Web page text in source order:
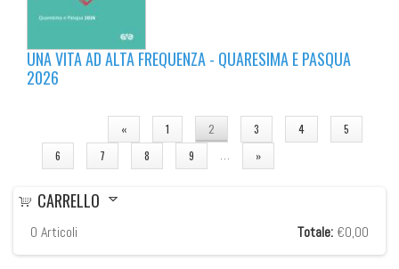
UNA VITA AD ALTA FREQUENZA - QUARESIMA E PASQUA
2026
« 1 2 3 4
5
6
7 8 9 … »
CARRELLO
0 Articoli Totale: €0,00